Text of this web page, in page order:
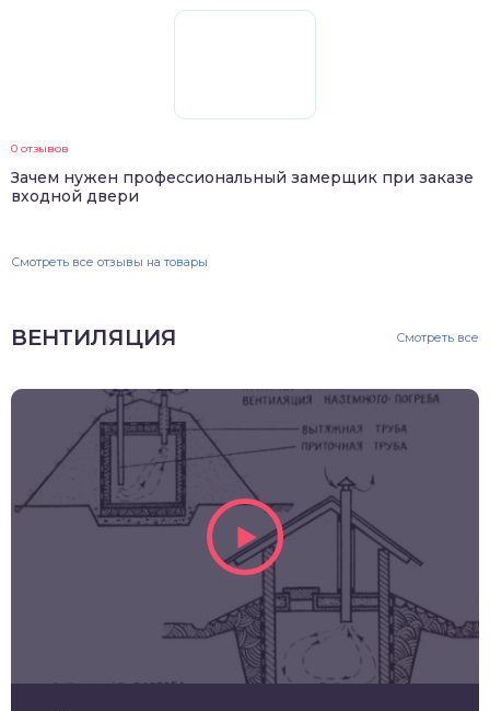
0 отзывов
Зачем нужен профессиональный замерщик при заказе
входной двери
Смотреть все отзывы на товары
ВЕНТИЛЯЦИЯ Смотреть все